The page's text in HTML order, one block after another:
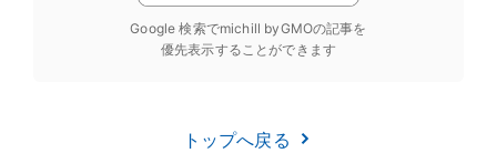
Google 検索でmichill byGMOの記事を
優先表示することができます
トップへ戻る